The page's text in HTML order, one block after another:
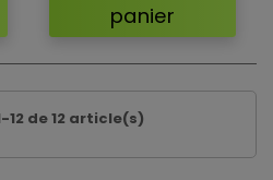
panier
de 12 article(s)